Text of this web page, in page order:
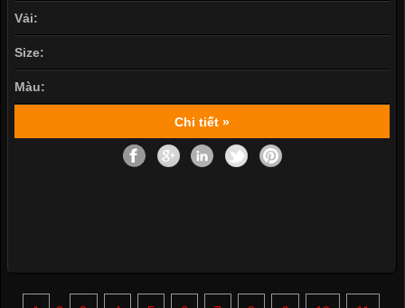
Vải:
Size:
Màu:
Chi tiết »